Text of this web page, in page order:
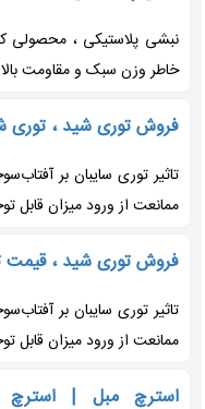
نبشی پلاستیکی ، محصولی
خاطر وزن سبک و مقاومت
فروش توری شید ، توری
تاثیر توری سایبان بر
ممانعت از ورود میزان قابل
فروش توری شید ، قیمت توری
تاثیر توری سایبان بر
ممانعت از ورود میزان قابل
استرچ مبل |